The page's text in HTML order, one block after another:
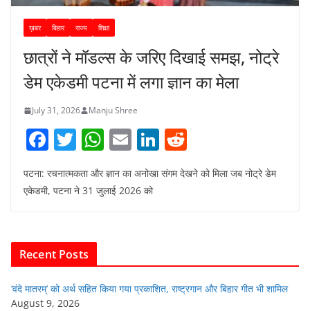
ख़बर बिहार राज्य शिक्षा
छात्रों ने मॉडल्स के जरिए दिखाई समझ, नोट्रे
डेम एकेडमी पटना में लगा ज्ञान का मेला
July 31, 2026 Manju Shree
F
c
o
o
k
T
itt
W
at
p
E
m
ai
Li
n
k
e
d
पटना: रचनात्मकता और ज्ञान का अनोखा संगम देखने को मिला जब नोट्रे डेम
एकेडमी, पटना ने 31 जुलाई 2026 को
Recent Posts
‘वंदे मातरम्’ को अर्थ सहित किया गया प्रकाशित, राष्ट्रगान और बिहार गीत भी शामिल
August 9, 2026